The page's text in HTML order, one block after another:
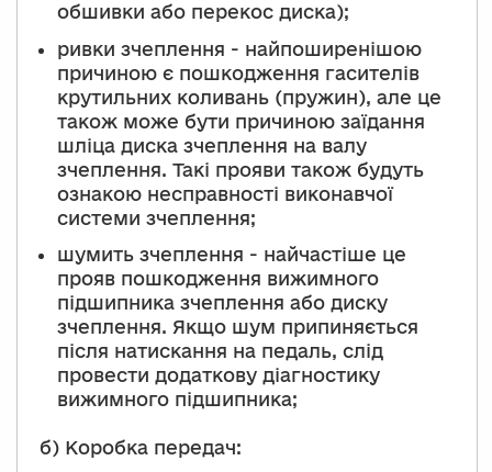
обшивки або перекос диска);
ривки зчеплення - найпоширенішою
причиною є пошкодження гасителів
крутильних коливань (пружин), але це
також може бути причиною заїдання
шліца диска зчеплення на валу
зчеплення. Такі прояви також будуть
ознакою несправності виконавчої
системи зчеплення;
шумить зчеплення - найчастіше це
прояв пошкодження вижимного
підшипника зчеплення або диску
зчеплення. Якщо шум припиняється
після натискання на педаль, слід
провести додаткову діагностику
вижимного підшипника;
б) Коробка передач: